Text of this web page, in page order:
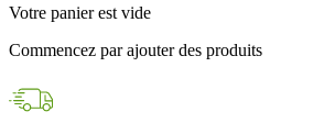
Paiements sécurisés
par carte bancaire ou PayPal
Votre panier est vide
Commencez par ajouter des produits